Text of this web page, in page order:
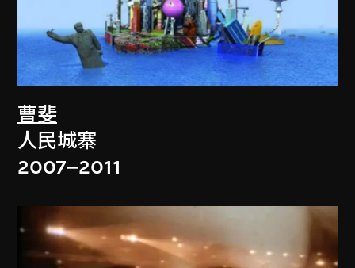
曹斐
人民城寨
2007–2011